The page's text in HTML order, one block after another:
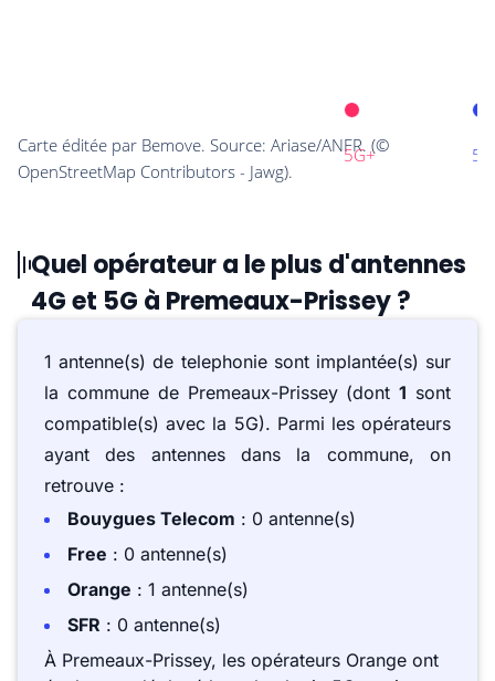
Quel opérateur a le plus d'antennes
4G et 5G à Premeaux-Prissey ?
1 antenne(s) de telephonie sont implantée(s) sur
la commune de Premeaux-Prissey (dont1 sont
compatible(s) avec la 5G). Parmi les opérateurs
ayant des antennes dans la commune, on
retrouve :
Bouygues Telecom : 0 antenne(s)
Free : 0 antenne(s)
Orange : 1 antenne(s)
SFR : 0 antenne(s)
À Premeaux-Prissey, les opérateurs Orange ont